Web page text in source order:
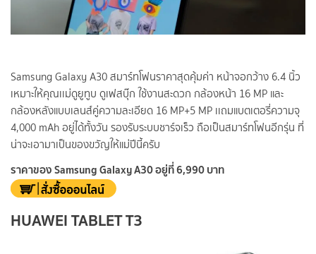
Samsung Galaxy A30 สมาร์ทโฟนราคาสุดคุ้มค่า หน้าจอกว้าง 6.4 นิ้ว
เหมาะให้คุณเเม่ดูยูทูบ ดูเฟสบุ๊ก ใช้งานสะดวก กล้องหน้า 16 MP และ
กล้องหลังแบบเลนส์คู่ความละเอียด 16 MP+5 MP เเถมแบตเตอรี่ความจุ
4,000 mAh อยู่ได้ทั้งวัน รองรับระบบชาร์จเร็ว ถือเป็นสมาร์ทโฟนอีกรุ่น ที่
น่าจะเอามาเป็นของขวัญให้แม่ปีนี้ครับ
ราคาของ Samsung Galaxy A30 อยู่ที่ 6,990 บาท
HUAWEI TABLET T3